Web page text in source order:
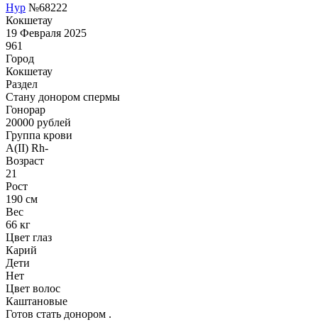
Нур №68222
Кокшетау
19 Февраля 2025
961
Город
Кокшетау
Раздел
Стану донором спермы
Гонoрар
20000 рублей
Группа крови
A(II) Rh-
Возраст
21
Рост
190 см
Вес
66 кг
Цвет глаз
Карий
Дети
Нет
Цвет волос
Каштановые
Готов стать донором .